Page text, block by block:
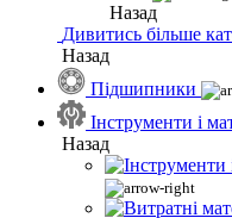
Назад
Дивитись більше
Назад
Підшипники
Інструменти і
Назад